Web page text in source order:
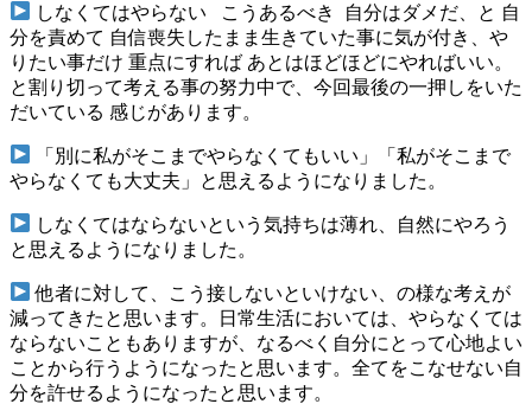
しなくてはやらない こうあるべき 自分はダメだ、と 自
分を責めて 自信喪失したまま生きていた事に気が付き、や
りたい事だけ 重点にすれば あとはほどほどにやればいい。
と割り切って考える事の努力中で、今回最後の一押しをいた
だいている 感じがあります。
「別に私がそこまでやらなくてもいい」「私がそこまで
やらなくても大丈夫」と思えるようになりました。
しなくてはならないという気持ちは薄れ、自然にやろう
と思えるようになりました。
他者に対して、こう接しないといけない、の様な考えが
減ってきたと思います。日常生活においては、やらなくては
ならないこともありますが、なるべく自分にとって心地よい
ことから行うようになったと思います。全てをこなせない自
分を許せるようになったと思います。